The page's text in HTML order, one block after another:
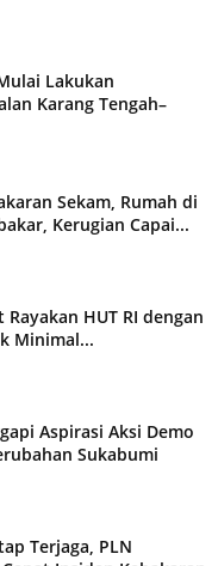
Lakukan
Karang Tengah–
Sekam, Rumah di
Kerugian Capai...
HUT RI dengan
Minimal...
Aspirasi Aksi Demo
Sukabumi
Terjaga, PLN